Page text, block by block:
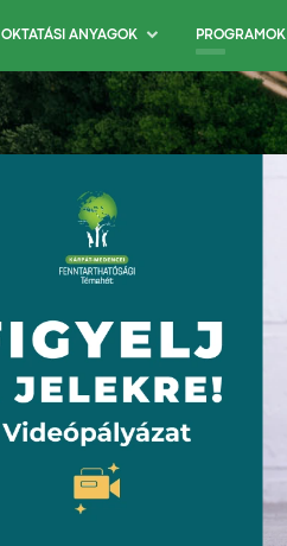
OKTATÁSI ANYAGOK PROGRAMOK